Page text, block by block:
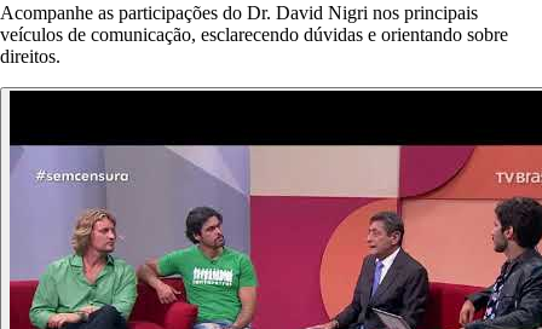
Acompanhe as participações do Dr. David Nigri nos principais
veículos de comunicação, esclarecendo dúvidas e orientando sobre
direitos.